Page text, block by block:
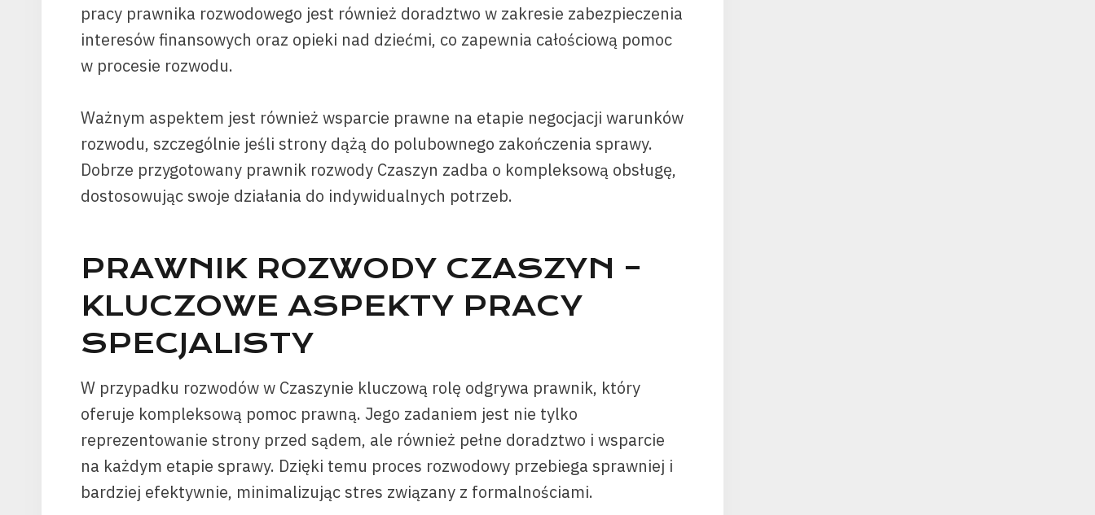
pracy prawnika rozwodowego jest również doradztwo w zakresie zabezpieczenia
interesów finansowych oraz opieki nad dziećmi, co zapewnia całościową pomoc
w procesie rozwodu.
Ważnym aspektem jest również wsparcie prawne na etapie negocjacji warunków
rozwodu, szczególnie jeśli strony dążą do polubownego zakończenia sprawy.
Dobrze przygotowany prawnik rozwody Czaszyn zadba o kompleksową obsługę,
dostosowując swoje działania do indywidualnych potrzeb.
PRAWNIK ROZWODY CZASZYN –
KLUCZOWE ASPEKTY PRACY
SPECJALISTY
W przypadku rozwodów w Czaszynie kluczową rolę odgrywa prawnik, który
oferuje kompleksową pomoc prawną. Jego zadaniem jest nie tylko
reprezentowanie strony przed sądem, ale również pełne doradztwo i wsparcie
na każdym etapie sprawy. Dzięki temu proces rozwodowy przebiega sprawniej i
bardziej efektywnie, minimalizując stres związany z formalnościami.